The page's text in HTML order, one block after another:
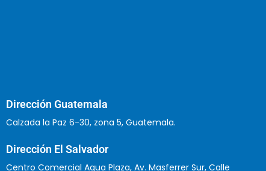
Dirección Guatemala
Calzada la Paz 6-30, zona 5, Guatemala.
Dirección El Salvador
Centro Comercial Aqua Plaza, Av. Masferrer Sur, Calle